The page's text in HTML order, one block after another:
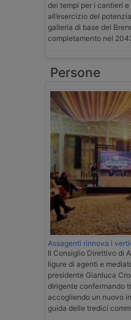
dei tempi per i cantieri
all’esercizio del
galleria di base del
completamento nel
Persone
Assagenti rinnova i
Il Consiglio Direttivo di
ligure di agenti e
presidente Gianluca
dirigente confermando
accogliendo un nuovo
guida delle tredici